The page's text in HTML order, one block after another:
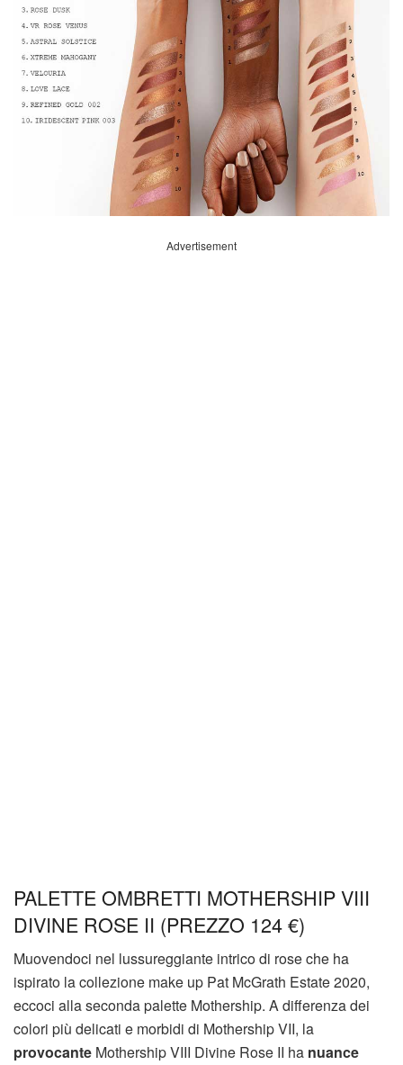
Advertisement
PALETTE OMBRETTI MOTHERSHIP VIII
DIVINE ROSE II (PREZZO 124 €)
Muovendoci nel lussureggiante intrico di rose che ha
ispirato la collezione make up Pat McGrath Estate 2020,
eccoci alla seconda palette Mothership. A differenza dei
colori più delicati e morbidi di Mothership VII, la
provocante Mothership VIII Divine Rose II ha nuance